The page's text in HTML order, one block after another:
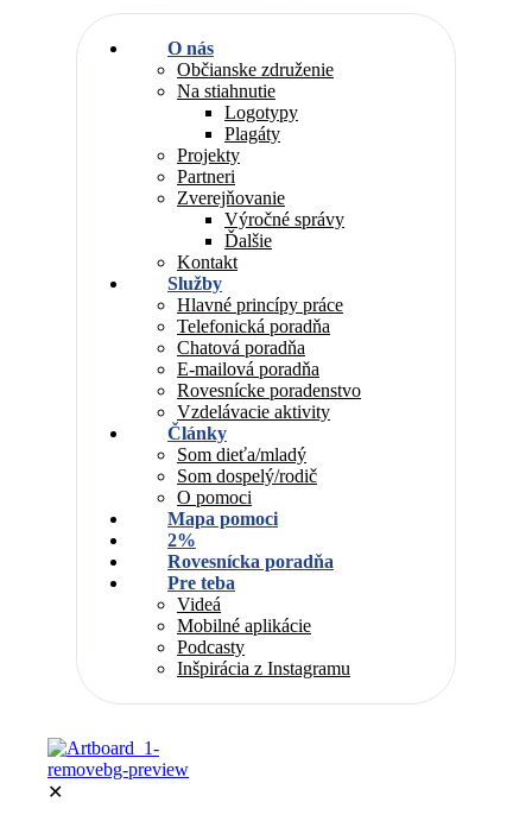
O nás
Občianske združenie
Na stiahnutie
Logotypy
Plagáty
Projekty
Partneri
Zverejňovanie
Výročné správy
Ďalšie
Kontakt
Služby
Hlavné princípy práce
Telefonická poradňa
Chatová poradňa
E-mailová poradňa
Rovesnícke poradenstvo
Vzdelávacie aktivity
Články
Som dieťa/mladý
Som dospelý/rodič
O pomoci
Mapa pomoci
2%
Rovesnícka poradňa
Pre teba
Videá
Mobilné aplikácie
Podcasty
Inšpirácia z Instagramu
✕